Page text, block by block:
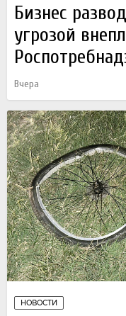
Бизнес
угрозой
Вчера
НОВОСТИ